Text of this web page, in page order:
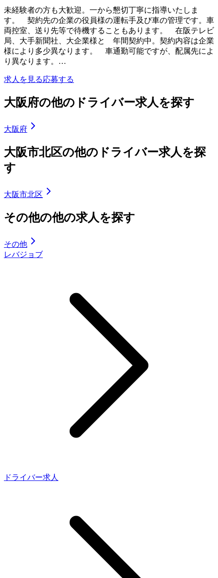
未経験者の方も大歓迎。一から懇切丁寧に指導いたしま
す。 契約先の企業の役員様の運転手及び車の管理です。車
両控室、送り先等で待機することもあります。 在阪テレビ
局、大手新聞社、大企業様と 年間契約中。契約内容は企業
様により多少異なります。 車通勤可能ですが、配属先によ
り異なります。…
求人を見る応募する
大阪府の他のドライバー求人を探す
大阪府
大阪市北区の他のドライバー求人を探
す
大阪市北区
その他の他の求人を探す
その他
レバジョブ
ドライバー求人